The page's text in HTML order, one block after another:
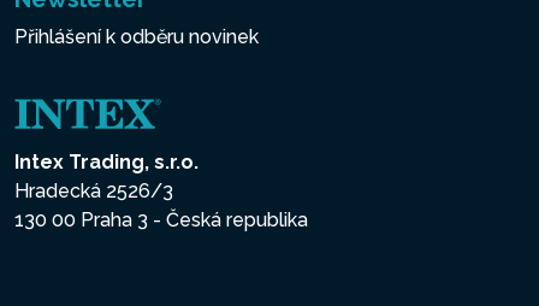
Přihlášení k odběru novinek
Intex Trading, s.r.o.
Hradecká 2526/3
130 00 Praha 3 - Česká republika